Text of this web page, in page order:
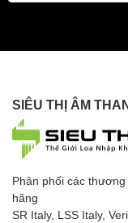
SIÊU THỊ ÂM
Phân phối các
hãng
SR Italy, LSS Italy,